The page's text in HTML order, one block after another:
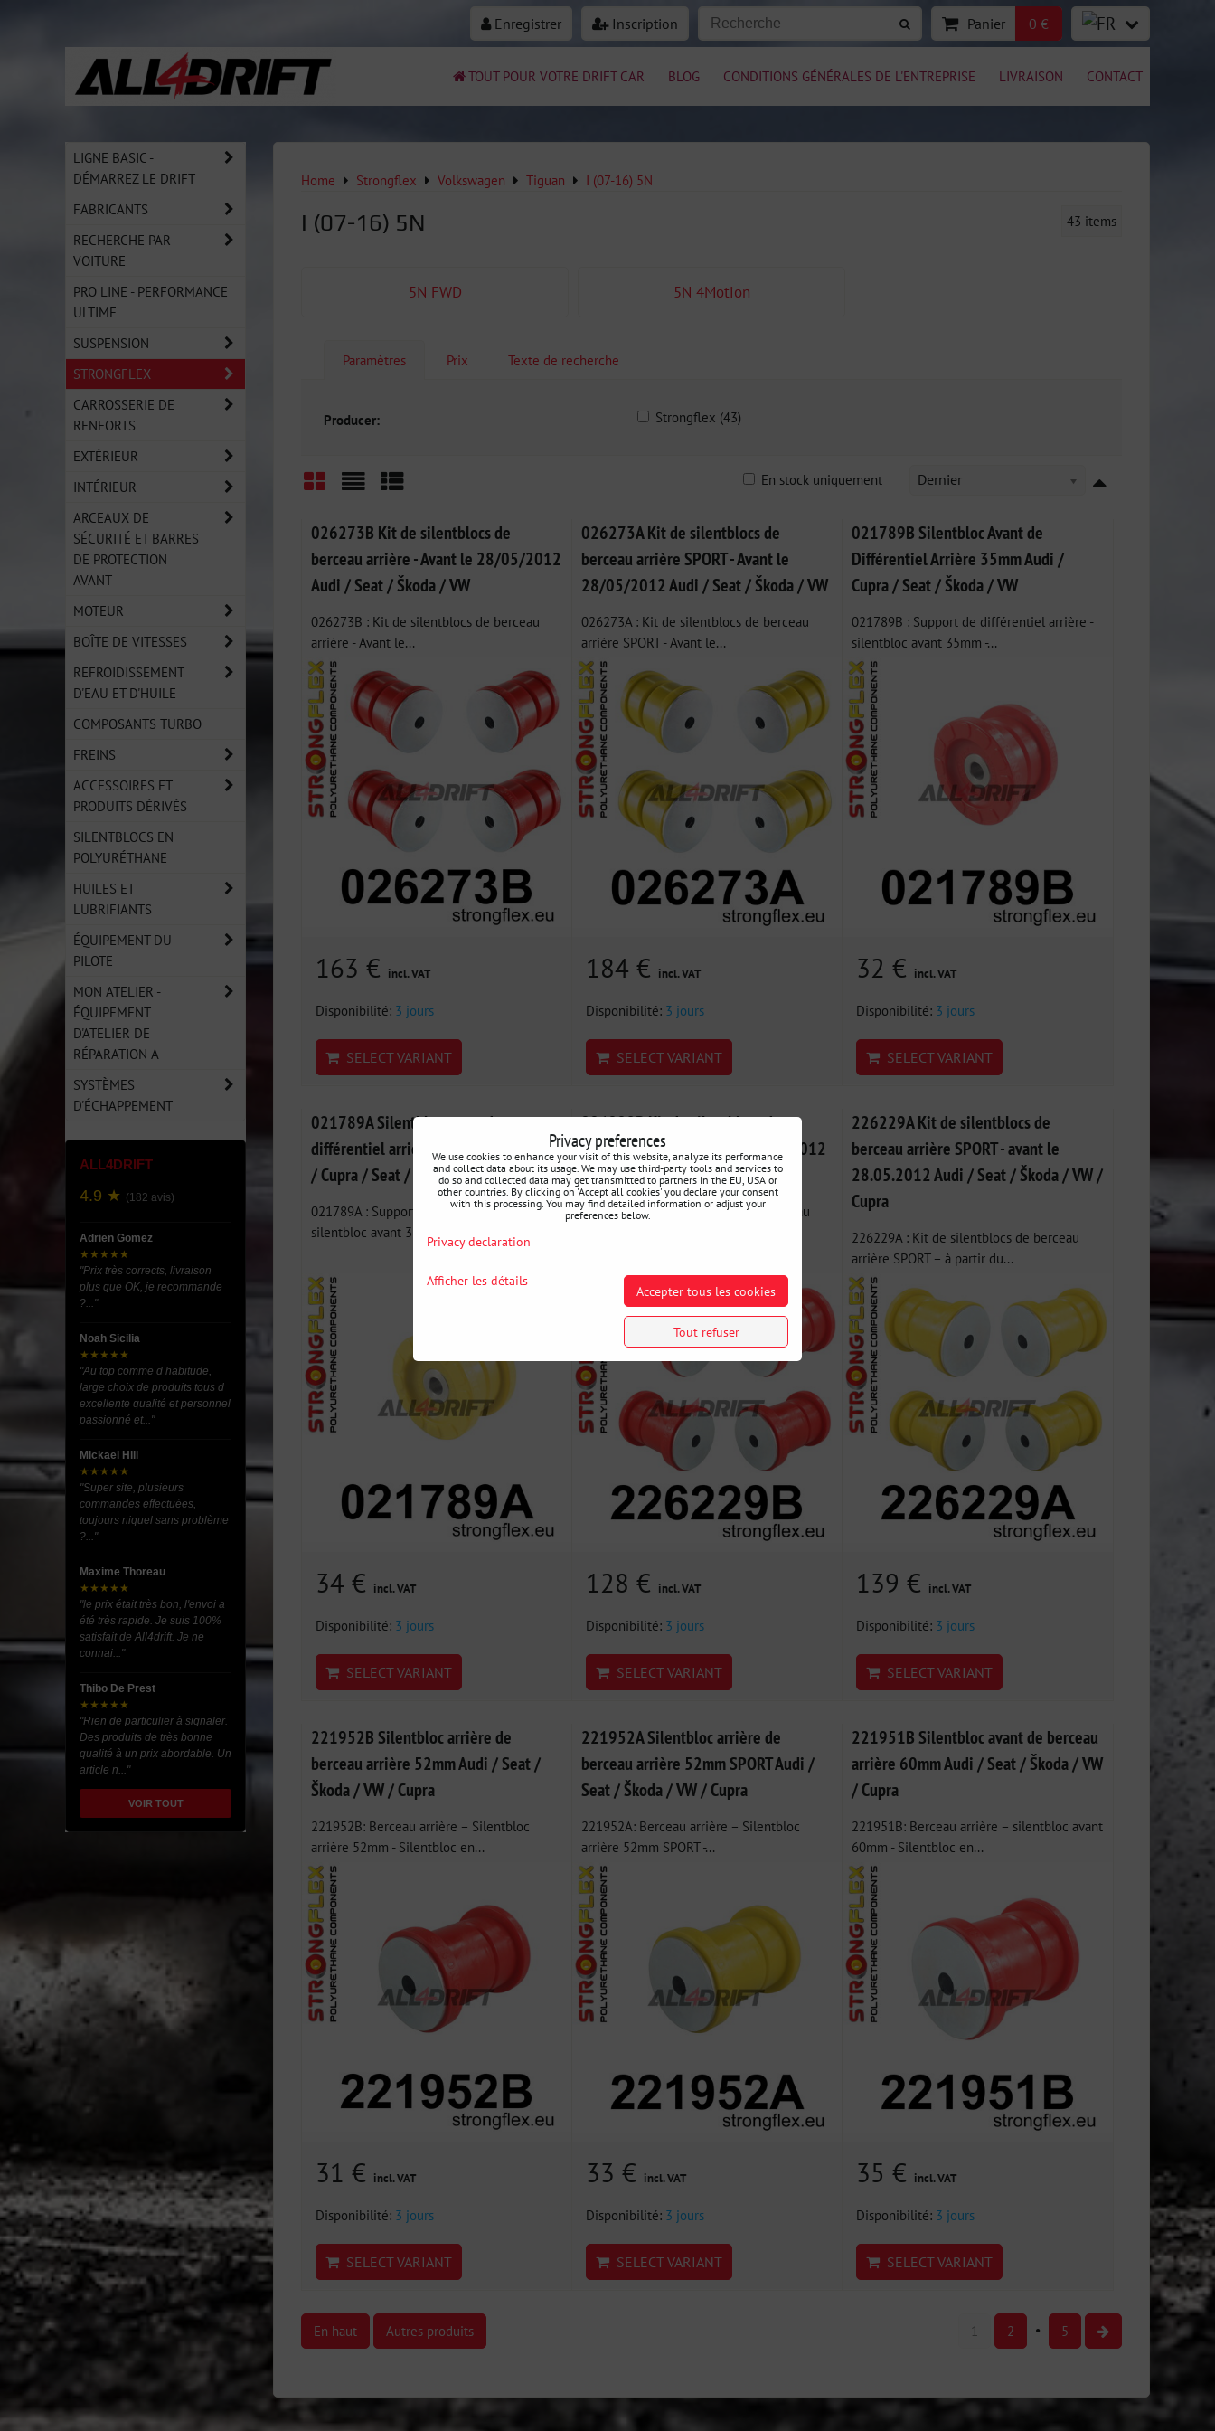
Enregistrer Inscription Panier 0 €
TOUT POUR VOTRE DRIFT CAR BLOG CONDITIONS GÉNÉRALES DE L'ENTREPRISE LIVRAISON CONTACT
Home Strongflex Volkswagen Tiguan I (07-16) 5N
I (07-16) 5N 43 items
5N FWD 5N 4Motion
Paramètres Prix Texte de recherche
Producer: Strongflex (43)
Dernier
En stock uniquement
026273B Kit de silentblocs de
berceau arrière - Avant le 28/05/2012
Audi / Seat / Škoda / VW
026273B : Kit de silentblocs de berceau
arrière - Avant le...
163 € incl. VAT
Disponibilité: 3 jours
SELECT VARIANT
026273A Kit de silentblocs de
berceau arrière SPORT - Avant le
28/05/2012 Audi / Seat / Škoda / VW
026273A : Kit de silentblocs de berceau
arrière SPORT - Avant le...
184 € incl. VAT
Disponibilité: 3 jours
SELECT VARIANT
021789B Silentbloc Avant de
Différentiel Arrière 35mm Audi /
Cupra / Seat / Škoda / VW
021789B : Support de différentiel arrière -
silentbloc avant 35mm -...
32 € incl. VAT
Disponibilité: 3 jours
SELECT VARIANT
021789A Silentbloc avant de
différentiel arrière 35mm SPORT Audi
/ Cupra / Seat / Škoda / VW
021789A : Support de différentiel arrière -
silentbloc avant 35mm...
34 € incl. VAT
Disponibilité: 3 jours
SELECT VARIANT
226229B Kit de silentblocs de
berceau arrière - après le 29.05.2012
Audi / Seat / Škoda / VW / Cupra
226229B : Kit de silentblocs de berceau
128 € incl. VAT
Disponibilité: 3 jours
SELECT VARIANT
226229A Kit de silentblocs de
berceau arrière SPORT - avant le
28.05.2012 Audi / Seat / Škoda / VW /
Cupra
226229A : Kit de silentblocs de berceau
arrière SPORT – à partir du...
139 € incl. VAT
Disponibilité: 3 jours
SELECT VARIANT
221952B Silentbloc arrière de
berceau arrière 52mm Audi / Seat /
Škoda / VW / Cupra
221952B: Berceau arrière – Silentbloc
arrière 52mm - Silentbloc en...
31 € incl. VAT
Disponibilité: 3 jours
SELECT VARIANT
221952A Silentbloc arrière de
berceau arrière 52mm SPORT Audi /
Seat / Škoda / VW / Cupra
221952A: Berceau arrière – Silentbloc
arrière 52mm SPORT -...
33 € incl. VAT
Disponibilité: 3 jours
SELECT VARIANT
221951B Silentbloc avant de berceau
arrière 60mm Audi / Seat / Škoda / VW
/ Cupra
221951B: Berceau arrière – silentbloc avant
60mm - Silentbloc en...
35 € incl. VAT
Disponibilité: 3 jours
SELECT VARIANT
En haut Autres produits 1 2 5
LIGNE BASIC -
DÉMARREZ LE DRIFT
FABRICANTS
RECHERCHE PAR
VOITURE
PRO LINE - PERFORMANCE
ULTIME
SUSPENSION
STRONGFLEX
CARROSSERIE DE
RENFORTS
EXTÉRIEUR
INTÉRIEUR
ARCEAUX DE
SÉCURITÉ ET BARRES
DE PROTECTION
AVANT
MOTEUR
BOÎTE DE VITESSES
REFROIDISSEMENT
D'EAU ET D'HUILE
COMPOSANTS TURBO
FREINS
ACCESSOIRES ET
PRODUITS DÉRIVÉS
SILENTBLOCS EN
POLYURÉTHANE
HUILES ET
LUBRIFIANTS
ÉQUIPEMENT DU
PILOTE
MON ATELIER -
ÉQUIPEMENT
D'ATELIER DE
RÉPARATION A
SYSTÈMES
D'ÉCHAPPEMENT
ALL4DRIFT
4.9 ★ (182 avis)
Adrien Gomez
★★★★★
"Prix très corrects, livraison
plus que OK, je recommande
?..."
Noah Sicilia
★★★★★
"Au top comme d habitude,
large choix de produits tous d
excellente qualité et personnel
passionné et..."
Mickael Hill
★★★★★
"Super site, plusieurs
commandes effectuées,
toujours niquel sans problème
?..."
Maxime Thoreau
★★★★★
"le prix était très bon, l'envoi a
été très rapide. Je suis 100%
satisfait de All4drift. Je ne
connai..."
Thibo De Prest
★★★★★
"Rien de particulier à signaler.
Des produits de très bonne
qualité à un prix abordable. Un
article n..."
VOIR TOUT
Privacy preferences
We use cookies to enhance your visit of this website, analyze its performance
and collect data about its usage. We may use third-party tools and services to
do so and collected data may get transmitted to partners in the EU, USA or
other countries. By clicking on 'Accept all cookies' you declare your consent
with this processing. You may find detailed information or adjust your
preferences below.
Privacy declaration
Afficher les détails
Accepter tous les cookies
Tout refuser